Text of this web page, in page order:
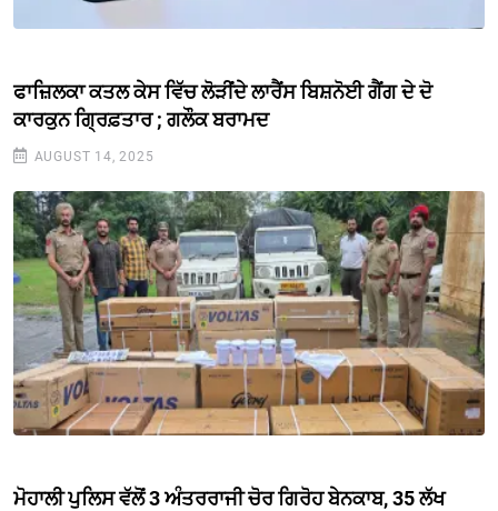
ਫਾਜ਼ਿਲਕਾ ਕਤਲ ਕੇਸ ਵਿੱਚ ਲੋੜੀਂਦੇ ਲਾਰੈਂਸ ਬਿਸ਼ਨੋਈ ਗੈਂਗ ਦੇ ਦੋ
ਕਾਰਕੁਨ ਗ੍ਰਿਫ਼ਤਾਰ ; ਗਲੌਕ ਬਰਾਮਦ
AUGUST 14, 2025
ਮੋਹਾਲੀ ਪੁਲਿਸ ਵੱਲੋਂ 3 ਅੰਤਰਰਾਜੀ ਚੋਰ ਗਿਰੋਹ ਬੇਨਕਾਬ, 35 ਲੱਖ